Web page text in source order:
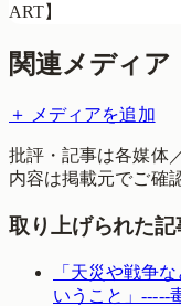
ART】
関連メディア
＋ メディアを追加
批評・記事は各媒体
内容は掲載元でご確
取り上げられた記
「天災や戦争
いうこと」-----